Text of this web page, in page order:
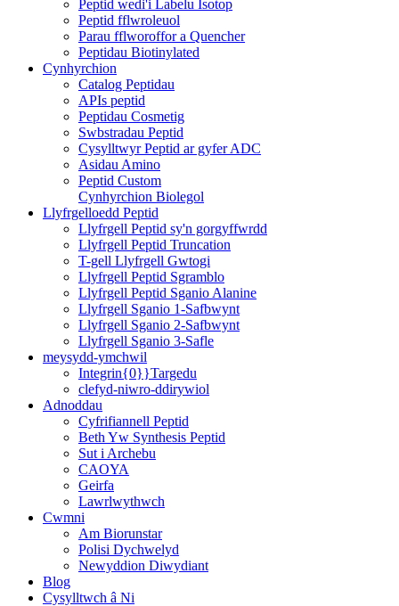
Peptid wedi'i Labelu Isotop
Peptid fflwroleuol
Parau fflworoffor a Quencher
Peptidau Biotinylated
Cynhyrchion
Catalog Peptidau
APIs peptid
Peptidau Cosmetig
Swbstradau Peptid
Cysylltwyr Peptid ar gyfer ADC
Asidau Amino
Peptid Custom
Cynhyrchion Biolegol
Llyfrgelloedd Peptid
Llyfrgell Peptid sy'n gorgyffwrdd
Llyfrgell Peptid Truncation
T-gell Llyfrgell Gwtogi
Llyfrgell Peptid Sgramblo
Llyfrgell Peptid Sganio Alanine
Llyfrgell Sganio 1-Safbwynt
Llyfrgell Sganio 2-Safbwynt
Llyfrgell Sganio 3-Safle
meysydd-ymchwil
Integrin{0}}Targedu
clefyd-niwro-ddirywiol
Adnoddau
Cyfrifiannell Peptid
Beth Yw Synthesis Peptid
Sut i Archebu
CAOYA
Geirfa
Lawrlwythwch
Cwmni
Am Biorunstar
Polisi Dychwelyd
Newyddion Diwydiant
Blog
Cysylltwch â Ni